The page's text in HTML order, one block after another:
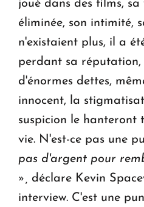
joué dans des films,
éliminée, son intimité,
n'existaient plus, il a
perdant sa réputation,
d'énormes dettes,
innocent, la
suspicion le hanteront
vie. N'est-ce pas une
pas d'argent pour
»,
déclare Kevin
interview. C'est une